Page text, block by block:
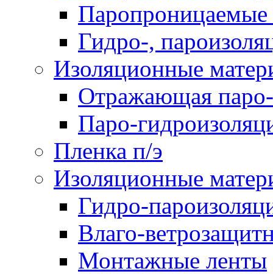
Гидро-,
Изоляционные
Отражающая
Паро-
Пленка п/э
Изоляционные
Гидро-
Влаго-
Монтажные ленты